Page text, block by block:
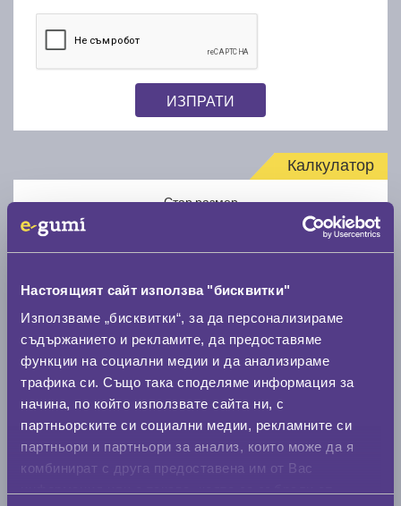
Настоящият сайт използва "бисквитки"
Използваме „бисквитки“, за да персонализираме
съдържанието и рекламите, да предоставяме
функции на социални медии и да анализираме
трафика си. Също така споделяме информация за
начина, по който използвате сайта ни, с
партньорските си социални медии, рекламните си
партньори и партньори за анализ, които може да я
комбинират с друга предоставена им от Вас
ИЗПРАТИ
Калкулатор
Стар размер
Нов размер
Стар размер